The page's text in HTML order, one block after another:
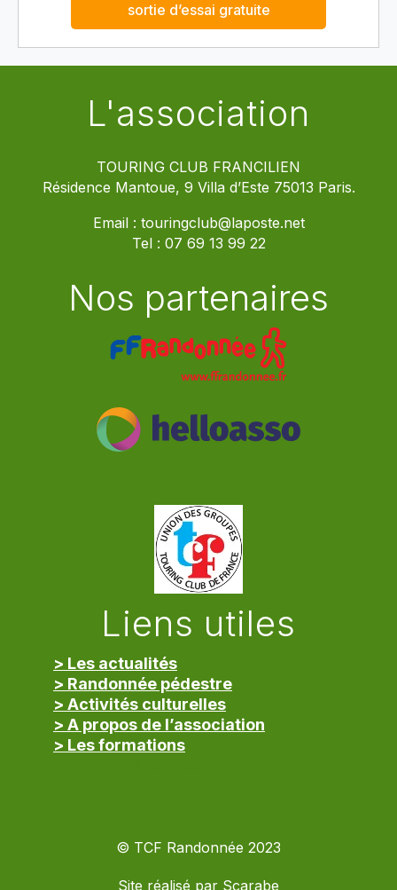
sortie d’essai gratuite
L'association
TOURING CLUB FRANCILIEN
Résidence Mantoue, 9 Villa d’Este 75013 Paris.
Email : touringclub@laposte.net
Tel : 07 69 13 99 22
Nos partenaires
Liens utiles
> Les actualités
> Randonnée pédestre
> Activités culturelles
> A propos de l’association
> Les formations
© TCF Randonnée 2023
Site réalisé par Scarabe